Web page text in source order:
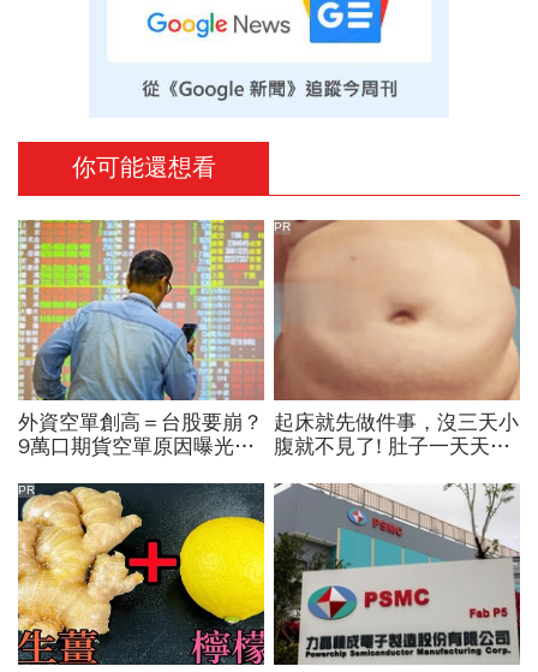
你可能還想看
外資空單創高＝台股要崩？
9萬口期貨空單原因曝光！
「快換9檔AI飆股」賺Q3大
行情
起床就先做件事，沒三天小
腹就不見了! 肚子一天天變
PR
PR